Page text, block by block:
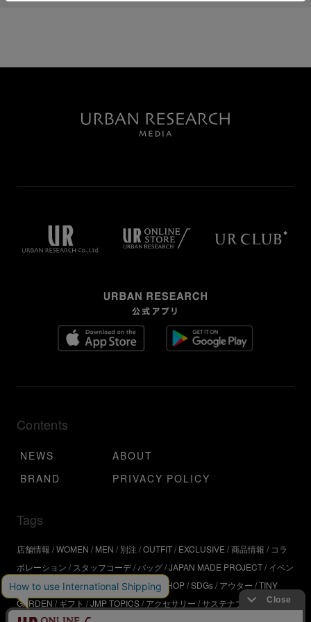
Contents
NEWS
ABOUT
BRAND
PRIVACY POLICY
Tags
店舗情報 WOMEN MEN 別注 OUTFIT EXCLUSIVE 商品情報
コラ
ボレーション
スタッフコーデ バッグ JAPAN MADE PROJECT イベン
ト アウトドア インタビュー WORKSHOP SDGs アウター TINY
GARDEN
ギフト JMP TOPICS アクセサリー サステナブル
UR